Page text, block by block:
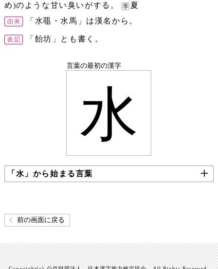
め)のような甘い臭いがする。
夏
「水黽・水馬」は漢名から。
「飴坊」とも書く。
言葉の最初の漢字
水
「水」から始まる言葉
前の画面に戻る